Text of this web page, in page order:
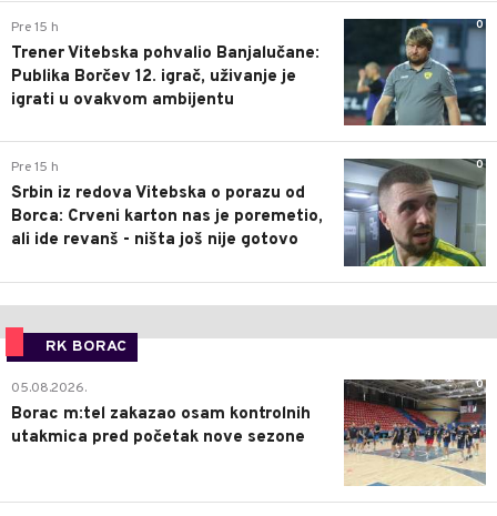
0
Pre 15 h
Trener Vitebska pohvalio Banjalučane:
Publika Borčev 12. igrač, uživanje je
igrati u ovakvom ambijentu
0
Pre 15 h
Srbin iz redova Vitebska o porazu od
Borca: Crveni karton nas je poremetio,
ali ide revanš - ništa još nije gotovo
RK BORAC
0
05.08.2026.
Borac m:tel zakazao osam kontrolnih
utakmica pred početak nove sezone